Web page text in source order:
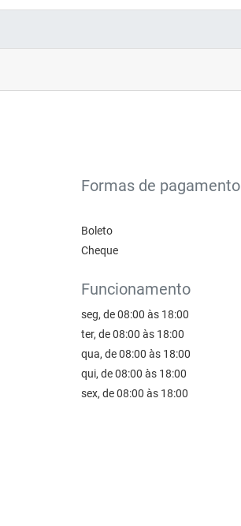
Formas de pagamento
Boleto
Cheque
Funcionamento
seg, de 08:00 às 18:00
ter, de 08:00 às 18:00
qua, de 08:00 às 18:00
qui, de 08:00 às 18:00
sex, de 08:00 às 18:00